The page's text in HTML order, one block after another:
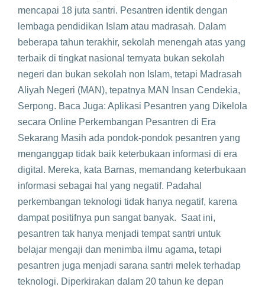
mencapai 18 juta santri. Pesantren identik dengan
lembaga pendidikan Islam atau madrasah. Dalam
beberapa tahun terakhir, sekolah menengah atas yang
terbaik di tingkat nasional ternyata bukan sekolah
negeri dan bukan sekolah non Islam, tetapi Madrasah
Aliyah Negeri (MAN), tepatnya MAN Insan Cendekia,
Serpong. Baca Juga: Aplikasi Pesantren yang Dikelola
secara Online Perkembangan Pesantren di Era
Sekarang Masih ada pondok-pondok pesantren yang
menganggap tidak baik keterbukaan informasi di era
digital. Mereka, kata Barnas, memandang keterbukaan
informasi sebagai hal yang negatif. Padahal
perkembangan teknologi tidak hanya negatif, karena
dampat positifnya pun sangat banyak. Saat ini,
pesantren tak hanya menjadi tempat santri untuk
belajar mengaji dan menimba ilmu agama, tetapi
pesantren juga menjadi sarana santri melek terhadap
teknologi. Diperkirakan dalam 20 tahun ke depan